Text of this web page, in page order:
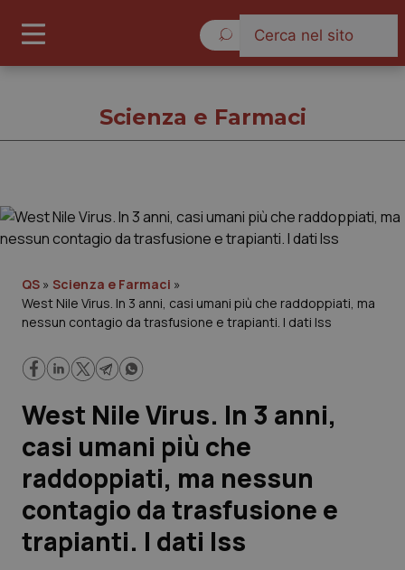
Governo e Parlamento
Regioni e Asl
Lavoro e Professioni
Scienza e Farmaci
Studi e Analisi
Lettere al direttore
Scienza e Farmaci
QS » Scienza e Farmaci »
West Nile Virus. In 3 anni, casi umani più che raddoppiati, ma
nessun contagio da trasfusione e trapianti. I dati Iss
West Nile Virus. In 3 anni,
casi umani più che
raddoppiati, ma nessun
contagio da trasfusione e
trapianti. I dati Iss